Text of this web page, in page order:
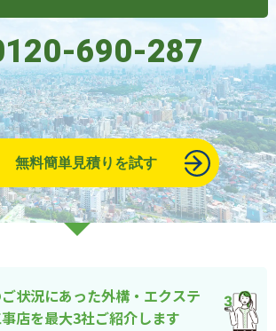
690-287
無料簡単見積りを試す
状況にあった外構・エクステ
店を最大3社ご紹介します